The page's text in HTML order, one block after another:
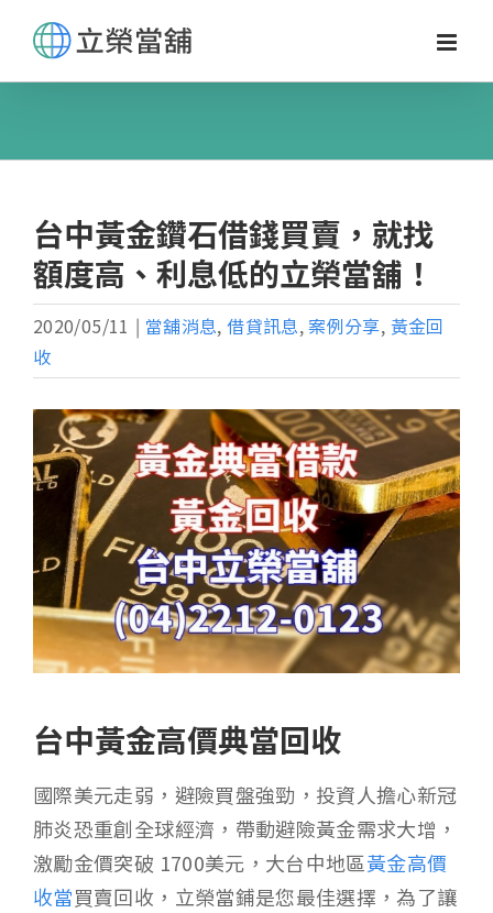
content
台中黃金鑽石借錢買賣，就找
額度高、利息低的立榮當舖！
2020/05/11 | 當舖消息,借貸訊息,案例分享, 黃金回
收
台中黃金高價典當回收
國際美元走弱，避險買盤強勁，投資人擔心新冠
肺炎恐重創全球經濟，帶動避險黃金需求大增，
激勵金價突破 1700美元，大台中地區黃金高價
收當買賣回收，立榮當鋪是您最佳選擇，為了讓